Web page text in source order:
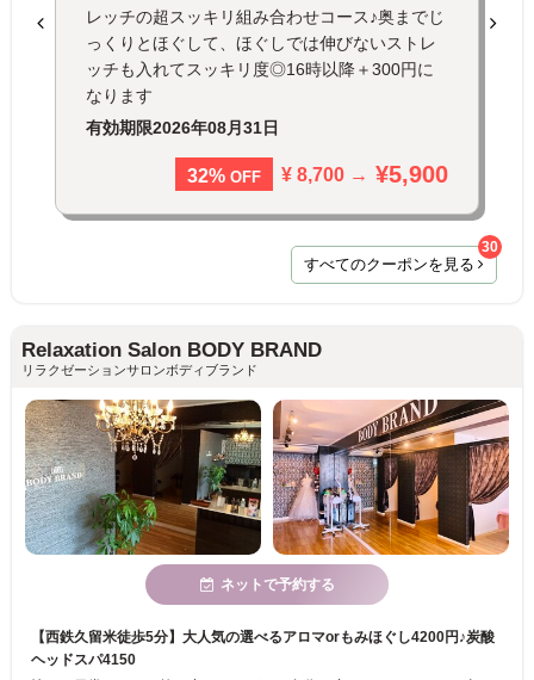
レッチの超スッキリ組み合わせコース♪奥までじ
っくりとほぐして、ほぐしでは伸びないストレ
ッチも入れてスッキリ度◎16時以降＋300円に
なります
有効期限2026年08月31日
32% OFF ¥ 8,700 → ¥5,900
すべてのクーポンを見る
30
Relaxation Salon BODY BRAND
リラクゼーションサロンボディブランド
ネットで予約する
【西鉄久留米徒歩5分】大人気の選べるアロマorもみほぐし4200円♪炭酸
ヘッドスパ4150